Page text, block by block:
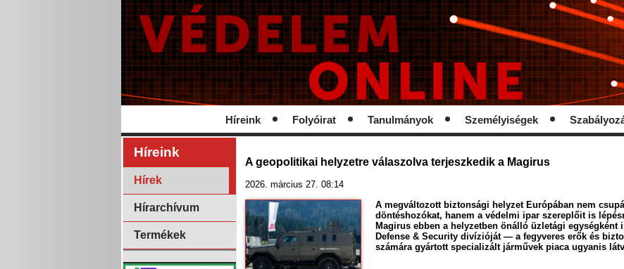
Híreink Folyóirat Tanulmányok Személyiségek
Híreink
Hírek
Hírarchívum
Termékek
A geopolitikai helyzetre válaszolva terjeszkedik a Magirus
2026. március 27. 08:14
A megváltozott biztonsági helyzet Európában nem
döntéshozókat, hanem a védelmi ipar szereplőit is
Magirus ebben a helyzetben önálló üzletági egységként
Defense & Security divízióját — a fegyveres erők és
számára gyártott specializált járművek piaca ugyanis